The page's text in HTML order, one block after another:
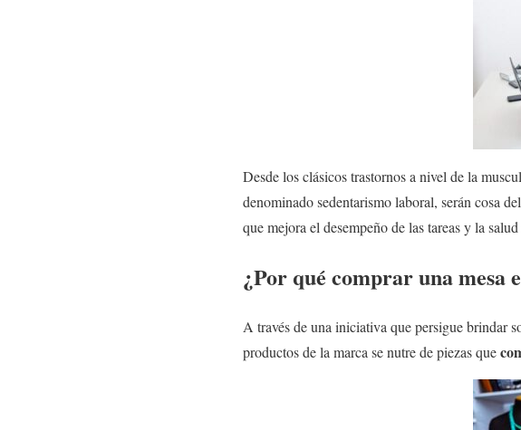
Desde los clásicos trastornos a nivel de la
denominado sedentarismo laboral, serán cosa
que mejora el desempeño de las tareas y la
¿Por qué comprar una mesa
A través de una iniciativa que persigue brindar
productos de la marca se nutre de piezas que